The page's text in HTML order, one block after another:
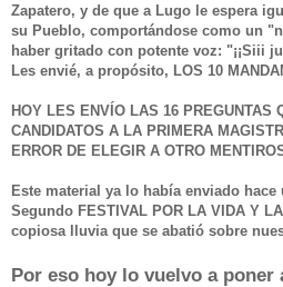
Zapatero, y de que a Lugo le espera
su Pueblo, comportándose como un
haber gritado con potente voz: "¡¡Siii
Les envié, a propósito, LOS 10
HOY LES ENVÍO LAS 16 PREGUNTAS
CANDIDATOS A LA PRIMERA
ERROR DE ELEGIR A OTRO
Este material ya lo había enviado
Segundo FESTIVAL POR LA VIDA Y
copiosa lluvia que se abatió sobre
Por eso hoy lo vuelvo a poner